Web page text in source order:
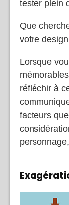
tester plein
Que
votre
Lorsque
réfléchir à
facteurs